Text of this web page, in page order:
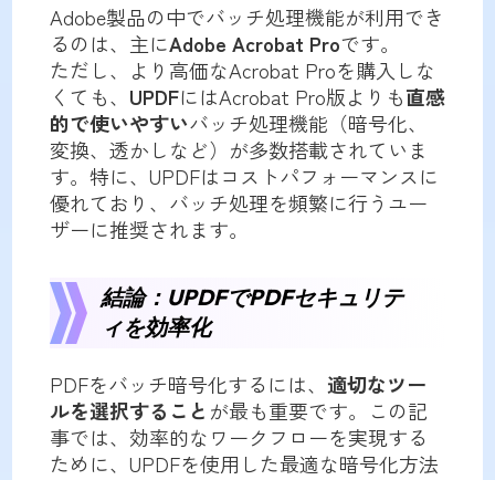
Adobe製品の中でバッチ処理機能が利用でき
るのは、主にAdobe Acrobat Proです。
ただし、より高価なAcrobat Proを購入しな
くても、 UPDFにはAcrobat Pro版よりも直感
的で使いやすいバッチ処理機能（暗号化、
変換、透かしなど）が多数搭載されていま
す。特に、UPDFはコストパフォーマンスに
優れており、バッチ処理を頻繁に行うユー
ザーに推奨されます。
結論：UPDFでPDFセキュリテ
ィを効率化
PDFをバッチ暗号化するには、 適切なツー
ルを選択すること が最も重要です。この記
事では、効率的なワークフローを実現する
ために、UPDFを使用した最適な暗号化方法